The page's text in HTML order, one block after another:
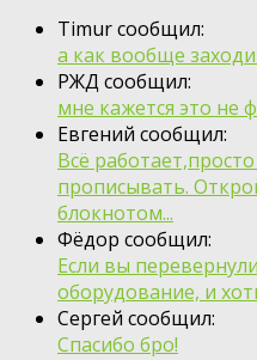
Timur сообщил:
а как вообще
РЖД сообщил:
мне кажется это не
Евгений сообщил:
Всё
прописывать.
блокнотом...
Фёдор сообщил:
Если вы
оборудование, и
Сергей сообщил:
Спасибо бро!